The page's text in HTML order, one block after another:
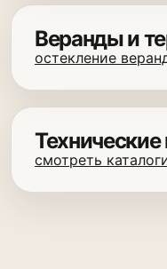
Веранды и
остекление
Технические
смотреть